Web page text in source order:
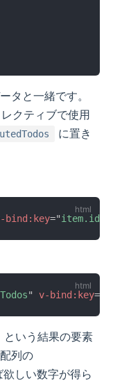
タと一緒です。
クティブで使用
に置き
bind: key="item.id
" v-bind: key=
いう結果の要素
列の
欲しい数字が得ら